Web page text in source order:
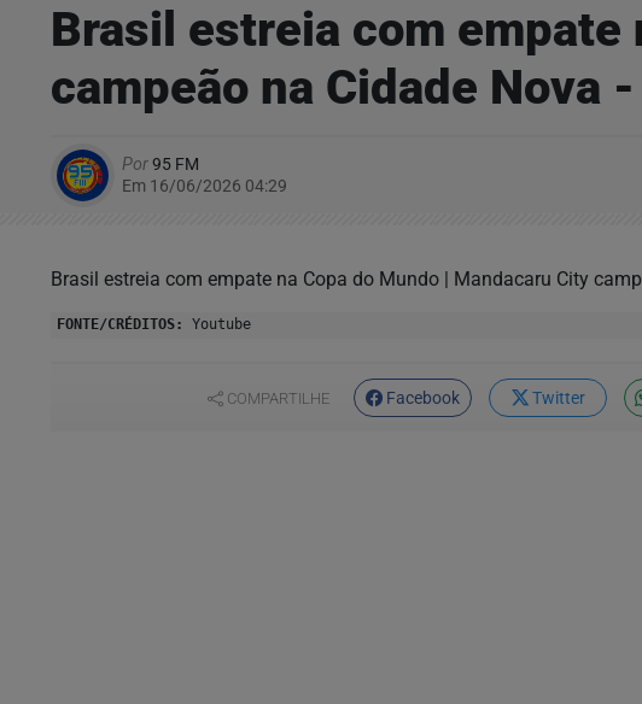
Brasil estreia com empate
campeão na Cidade Nova
Por95 FM
Em 16/06/2026 04:29
Brasil estreia com empate na Copa do Mundo | Mandacaru City
FONTE/CRÉDITOS: Youtube
COMPARTILHE Facebook Twitter